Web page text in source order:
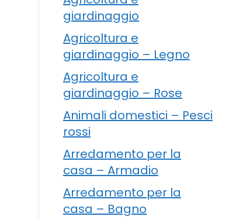
giardinaggio
Agricoltura e
giardinaggio – Legno
Agricoltura e
giardinaggio – Rose
Animali domestici – Pesci
rossi
Arredamento per la
casa – Armadio
Arredamento per la
casa – Bagno